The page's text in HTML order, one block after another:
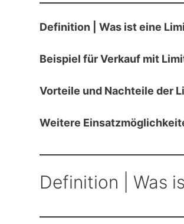
Definition | Was ist eine
Beispiel für Verkauf mit
Vorteile und Nachteile der
Weitere
Definition | Was